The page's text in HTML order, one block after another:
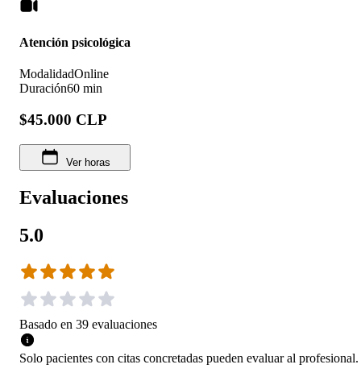
Atención psicológica
ModalidadOnline
Duración60 min
$45.000 CLP
Ver horas
Evaluaciones
5.0
Basado en 39 evaluaciones
Solo pacientes con citas concretadas pueden evaluar al profesional.